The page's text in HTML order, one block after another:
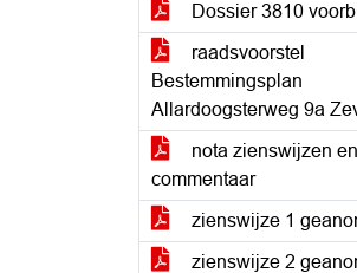
Dossier 3810
raadsvoorstel
Bestemmingsplan
Allardoogsterweg 9a
nota zienswijzen en
commentaar
zienswijze 1
zienswijze 2